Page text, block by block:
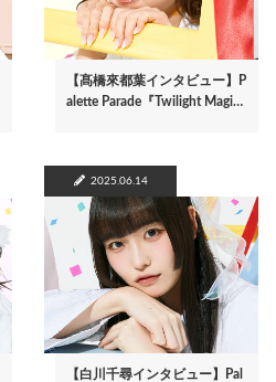
【髙橋來都葉インタビュー】P
alette Parade『Twilight Magi…
2025.06.14
【白川千尋インタビュー】Pal